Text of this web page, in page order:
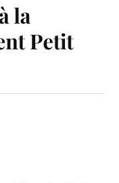
la
Petit